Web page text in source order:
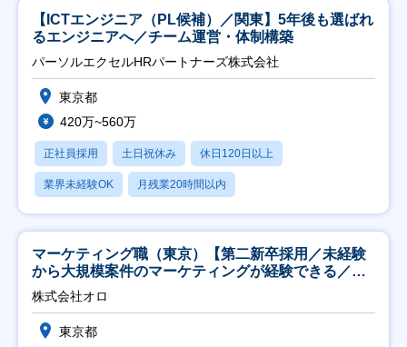
【ICTエンジニア（PL候補）／関東】5年後も選ばれ
るエンジニアへ／チーム運営・体制構築
パーソルエクセルHRパートナーズ株式会社
東京都
420万~560万
正社員採用 土日祝休み 休日120日以上
業界未経験OK 月残業20時間以内
マーケティング職（東京）【第二新卒採用／未経験
から大規模案件のマーケティングが経験できる／研
修充実】
株式会社オロ
東京都